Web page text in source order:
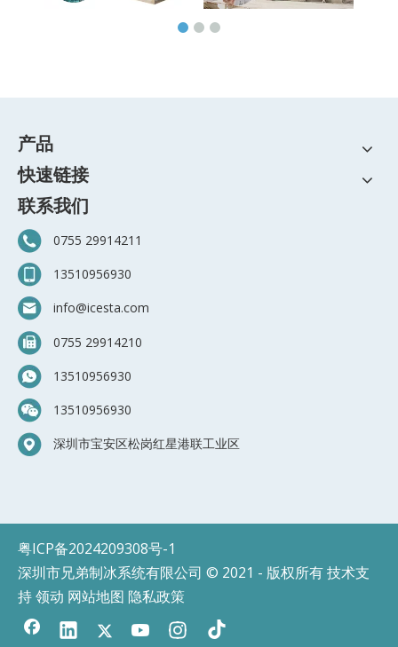
产品
快速链接
联系我们
0755 29914211
13510956930
info@icesta.com
0755 29914210
13510956930
13510956930
深圳市宝安区松岗红星港联工业区
粤ICP备2024209308号-1
深圳市兄弟制冰系统有限公司 © 2021 - 版权所有 技术支
持领动 网站地图 隐私政策